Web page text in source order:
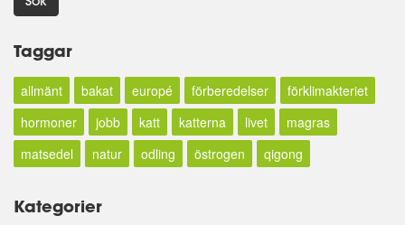
Taggar
allmänt bakat europé förberedelser
förklimakteriet
hormoner
jobb katt katterna livet
magras
matsedel
natur odling östrogen qigong
Kategorier